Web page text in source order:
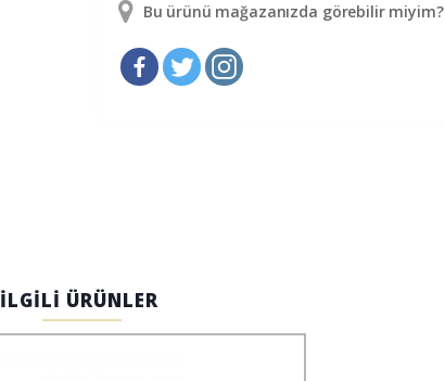
Bu ürünü mağazanızda görebilir miyim?
İLGİLİ ÜRÜNLER